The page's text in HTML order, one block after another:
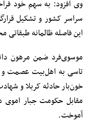
وی افزود: به سهم خود
سراسر کشور و تشکیل
این فاصله ظالمانه
تاسی به اهل‌بیت عصمت و
خون‌بار حادثه کربلا و
مقابل حکومت جبار
آموخت.